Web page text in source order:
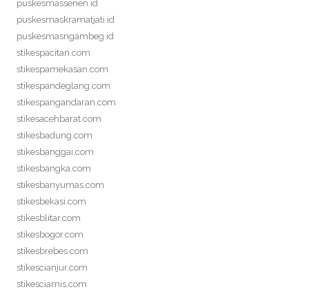
puskesmassenen.id
puskesmaskramatjati.id
puskesmasngambeg.id
stikespacitan.com
stikespamekasan.com
stikespandeglang.com
stikespangandaran.com
stikesacehbarat.com
stikesbadung.com
stikesbanggai.com
stikesbangka.com
stikesbanyumas.com
stikesbekasi.com
stikesblitar.com
stikesbogor.com
stikesbrebes.com
stikescianjur.com
stikesciamis.com